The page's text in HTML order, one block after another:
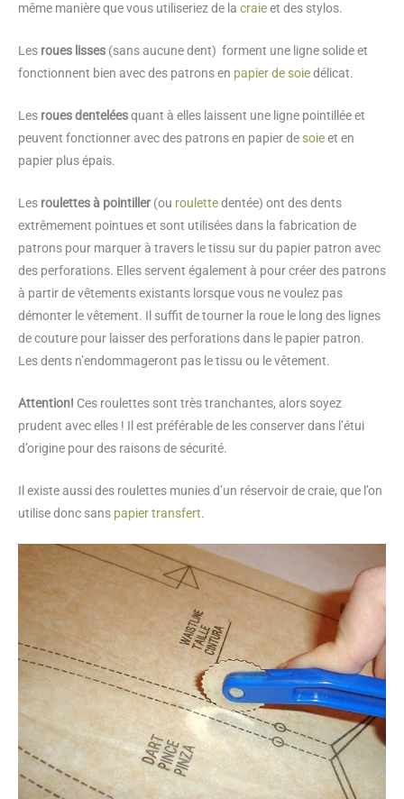
même manière que vous utiliseriez de la craieet des stylos.
Les roues lisses (sans aucune dent) forment une ligne solide et
fonctionnent bien avec des patrons en papier de soiedélicat.
Les roues denteléesquant à elles laissent une ligne pointillée et
peuvent fonctionner avec des patrons en papier de soieet en
papier plus épais.
Les roulettes à pointiller (ou roulettedentée) ont des dents
extrêmement pointues et sont utilisées dans la fabrication de
patrons pour marquer à travers le tissu sur du papier patron avec
des perforations. Elles servent également à pour créer des patrons
à partir de vêtements existants lorsque vous ne voulez pas
démonter le vêtement. Il suffit de tourner la roue le long des lignes
de couture pour laisser des perforations dans le papier patron.
Les dents n’endommageront pas le tissu ou le vêtement.
Attention! Ces roulettes sont très tranchantes, alors soyez
prudent avec elles ! Il est préférable de les conserver dans l’étui
d’origine pour des raisons de sécurité.
Il existe aussi des roulettes munies d’un réservoir de craie, que l’on
utilise donc sans papier transfert.